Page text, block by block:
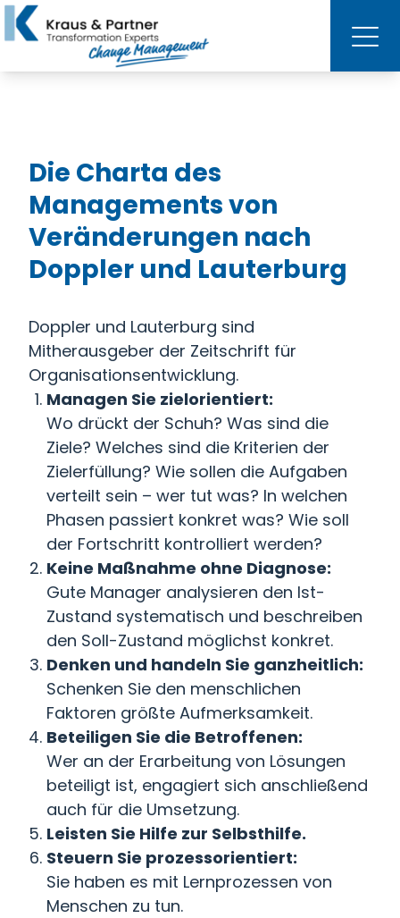
Die Charta des
Managements von
Veränderungen nach
Doppler und Lauterburg
Doppler und Lauterburg sind
Mitherausgeber der Zeitschrift für
Organisationsentwicklung.
Managen Sie zielorientiert:
Wo drückt der Schuh? Was sind die
Ziele? Welches sind die Kriterien der
Zielerfüllung? Wie sollen die Aufgaben
verteilt sein – wer tut was? In welchen
Phasen passiert konkret was? Wie soll
der Fortschritt kontrolliert werden?
Keine Maßnahme ohne Diagnose:
Gute Manager analysieren den Ist-
Zustand systematisch und beschreiben
den Soll-Zustand möglichst konkret.
Denken und handeln Sie ganzheitlich:
Schenken Sie den menschlichen
Faktoren größte Aufmerksamkeit.
Beteiligen Sie die Betroffenen:
Wer an der Erarbeitung von Lösungen
beteiligt ist, engagiert sich anschließend
auch für die Umsetzung.
Leisten Sie Hilfe zur Selbsthilfe.
Steuern Sie prozessorientiert:
Sie haben es mit Lernprozessen von
Menschen zu tun.